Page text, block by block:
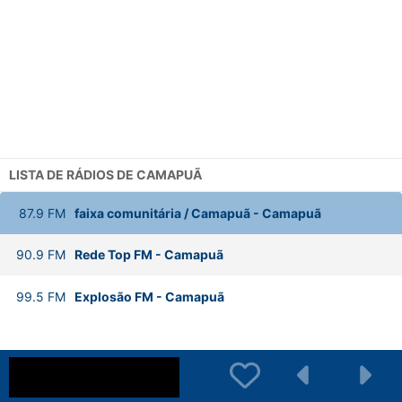
LISTA DE RÁDIOS DE CAMAPUÃ
87.9 FM faixa comunitária / Camapuã- Camapuã
90.9 FM Rede Top FM - Camapuã
99.5 FM Explosão FM - Camapuã